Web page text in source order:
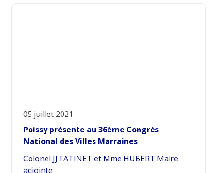
05 juillet 2021
Poissy présente au 36ème Congrès
National des Villes Marraines
Colonel JJ FATINET et Mme HUBERT Maire
adjointe